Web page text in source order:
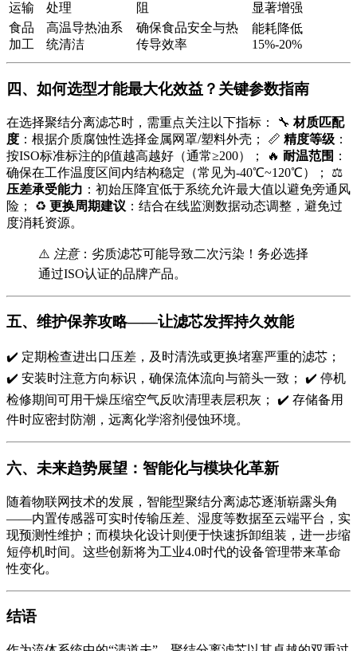
运输
处理
阻
显著增强
食品
加工
高温导热油系
统清洁
确保食品安全与热
传导效率
能耗降低
15%-20%
四、如何选型才能最大化效益？关键参数指南
在选择聚结分离滤芯时，需重点关注以下指标： 🔧材质匹配
度 ：根据介质腐蚀性选择金属网罩/塑料外壳； 📏 精度等级 ：
按ISO标准标注的β值越高越好（通常≥200）； 🔥 耐温范围 ：
确保在工作温度区间内结构稳定（常见为-40℃~120℃）； ⚖️
压差承受能力 ：初始压降宜低于系统允许最大值以避免旁通风
险； ♻️ 更换周期建议 ：结合在线监测数据动态调整，避免过
度消耗资源。
⚠️ 注意：劣质滤芯可能导致二次污染！务必选择
通过ISO认证的品牌产品。
五、维护保养攻略——让滤芯发挥持久效能
✔️ 定期检查进出口压差，及时清洗或更换堵塞严重的滤芯；
✔️ 安装时注意方向标识，确保流体流向与箭头一致； ✔️ 停机
检修期间可用干燥压缩空气反吹清理表层积灰； ✔️ 存储备用
件时应密封防潮，远离化学溶剂侵蚀环境。
六、未来趋势展望：智能化与模块化革新
随着物联网技术的发展，智能型聚结分离滤芯逐渐崭露头角
——内置传感器可实时传输压差、湿度等数据至云端平台，实
现预测性维护；而模块化设计则便于快速拆卸组装，进一步缩
短停机时间。这些创新将为工业4.0时代的设备管理带来革命
性变化。
结语